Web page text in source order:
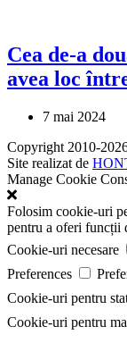
Cea de-a
avea loc
7 mai 2024
Copyright 2010-
Site realizat de
Manage Cookie
Folosim cookie-uri
pentru a oferi funcții
Cookie-uri necesare
Preferences
Cookie-uri pentru
Cookie-uri pentru